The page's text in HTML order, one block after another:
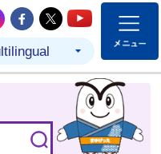
市公式LINE
結城市公式Instagram
結城市公式
結城市公式
結城市